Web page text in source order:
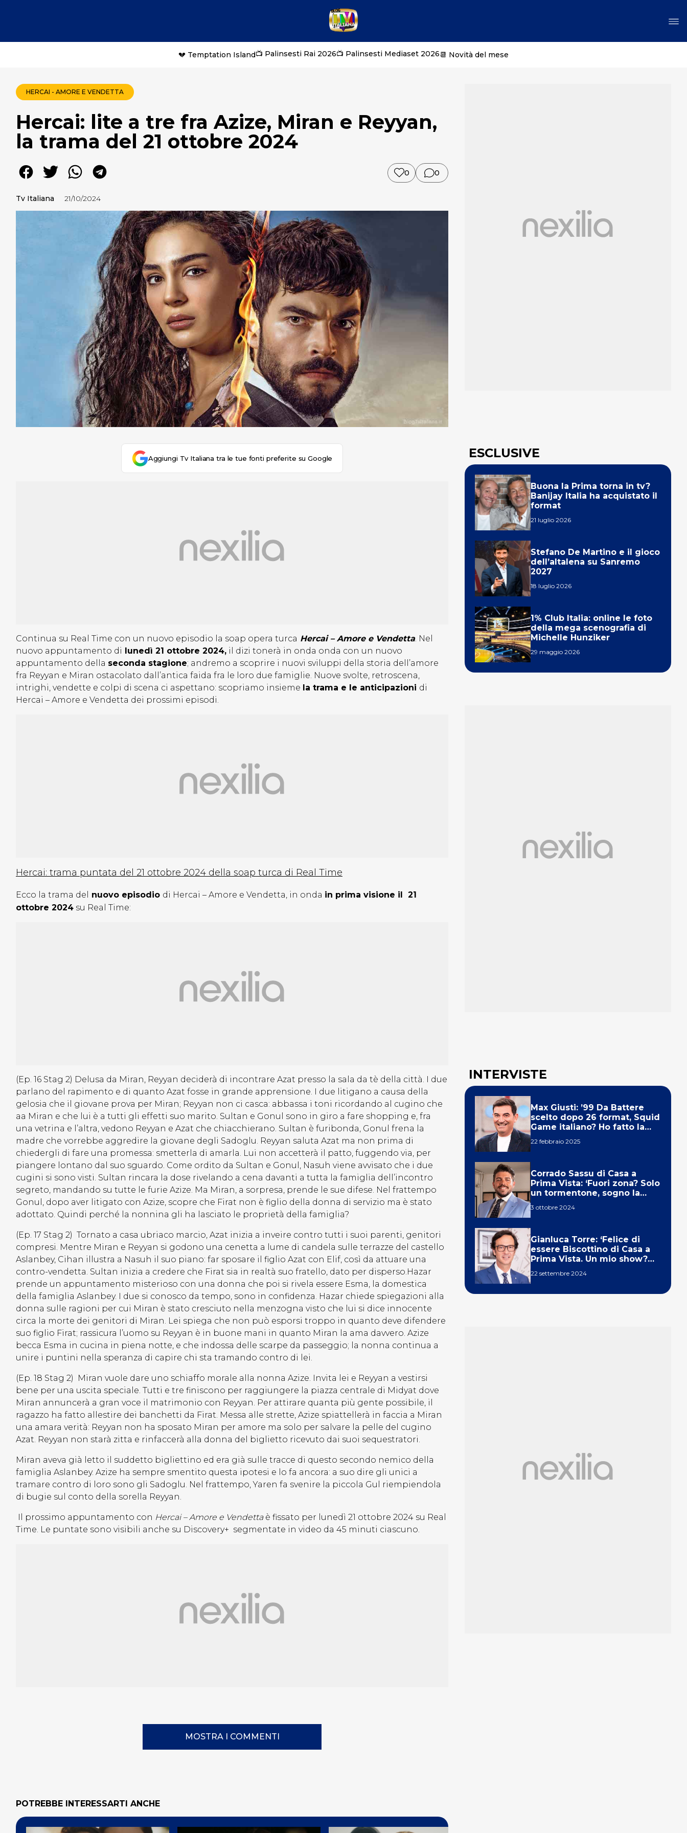
💔 Temptation Island📺 Palinsesti Rai 2026📺 Palinsesti Mediaset 2026📆 Novità del mese
HERCAI - AMORE E VENDETTA
Hercai: lite a tre fra Azize, Miran e Reyyan,
la trama del 21 ottobre 2024
0 0
Tv Italiana 21/10/2024
Aggiungi Tv Italiana tra le tue fonti preferite su Google
Continua su Real Time con un nuovo episodio la soap opera turca Hercai – Amore e Vendetta. Nel
nuovo appuntamento di lunedì 21 ottobre 2024, il dizi tonerà in onda onda con un nuovo
appuntamento della seconda stagione; andremo a scoprire i nuovi sviluppi della storia dell’amore
fra Reyyan e Miran ostacolato dall’antica faida fra le loro due famiglie. Nuove svolte, retroscena,
intrighi, vendette e colpi di scena ci aspettano: scopriamo insieme la trama e le anticipazioni di
Hercai – Amore e Vendetta dei prossimi episodi.
Hercai: trama puntata del 21 ottobre 2024 della soap turca di Real Time
Ecco la trama del nuovo episodio di Hercai – Amore e Vendetta, in onda in prima visione il 21
ottobre 2024 su Real Time:
(Ep. 16 Stag 2) Delusa da Miran, Reyyan deciderà di incontrare Azat presso la sala da tè della città. I due
parlano del rapimento e di quanto Azat fosse in grande apprensione. I due litigano a causa della
gelosia che il giovane prova per Miran; Reyyan non ci casca: abbassa i toni ricordando al cugino che
aa Miran e che lui è a tutti gli effetti suo marito. Sultan e Gonul sono in giro a fare shopping e, fra
una vetrina e l’altra, vedono Reyyan e Azat che chiacchierano. Sultan è furibonda, Gonul frena la
madre che vorrebbe aggredire la giovane degli Sadoglu. Reyyan saluta Azat ma non prima di
chiedergli di fare una promessa: smetterla di amarla. Lui non accetterà il patto, fuggendo via, per
piangere lontano dal suo sguardo. Come ordito da Sultan e Gonul, Nasuh viene avvisato che i due
cugini si sono visti. Sultan rincara la dose rivelando a cena davanti a tutta la famiglia dell’incontro
segreto, mandando su tutte le furie Azize. Ma Miran, a sorpresa, prende le sue difese. Nel frattempo
Gonul, dopo aver litigato con Azize, scopre che Firat non è figlio della donna di servizio ma è stato
adottato. Quindi perché la nonnina gli ha lasciato le proprietà della famiglia?
(Ep. 17 Stag 2) Tornato a casa ubriaco marcio, Azat inizia a inveire contro tutti i suoi parenti, genitori
compresi. Mentre Miran e Reyyan si godono una cenetta a lume di candela sulle terrazze del castello
Aslanbey, Cihan illustra a Nasuh il suo piano: far sposare il figlio Azat con Elif, così da attuare una
contro-vendetta. Sultan inizia a credere che Firat sia in realtà suo fratello, dato per disperso.Hazar
prende un appuntamento misterioso con una donna che poi si rivela essere Esma, la domestica
della famiglia Aslanbey. I due si conosco da tempo, sono in confidenza. Hazar chiede spiegazioni alla
donna sulle ragioni per cui Miran è stato cresciuto nella menzogna visto che lui si dice innocente
circa la morte dei genitori di Miran. Lei spiega che non può esporsi troppo in quanto deve difendere
suo figlio Firat; rassicura l’uomo su Reyyan è in buone mani in quanto Miran la ama davvero. Azize
becca Esma in cucina in piena notte, e che indossa delle scarpe da passeggio; la nonna continua a
unire i puntini nella speranza di capire chi sta tramando contro di lei.
(Ep. 18 Stag 2) Miran vuole dare uno schiaffo morale alla nonna Azize. Invita lei e Reyyan a vestirsi
bene per una uscita speciale. Tutti e tre finiscono per raggiungere la piazza centrale di Midyat dove
Miran annuncerà a gran voce il matrimonio con Reyyan. Per attirare quanta più gente possibile, il
ragazzo ha fatto allestire dei banchetti da Firat. Messa alle strette, Azize spiattellerà in faccia a Miran
una amara verità: Reyyan non ha sposato Miran per amore ma solo per salvare la pelle del cugino
Azat. Reyyan non starà zitta e rinfaccerà alla donna del biglietto ricevuto dai suoi sequestratori.
Miran aveva già letto il suddetto bigliettino ed era già sulle tracce di questo secondo nemico della
famiglia Aslanbey. Azize ha sempre smentito questa ipotesi e lo fa ancora: a suo dire gli unici a
tramare contro di loro sono gli Sadoglu. Nel frattempo, Yaren fa svenire la piccola Gul riempiendola
di bugie sul conto della sorella Reyyan.
Il prossimo appuntamento con Hercai – Amore e Vendettaè fissato per lunedì 21 ottobre 2024 su Real
Time. Le puntate sono visibili anche su Discovery+ segmentate in video da 45 minuti ciascuno.
MOSTRA I COMMENTI
POTREBBE INTERESSARTI ANCHE
ESCLUSIVE
Buona la Prima torna in tv?
Banijay Italia ha acquistato il
format
21 luglio 2026
Stefano De Martino e il gioco
dell’altalena su Sanremo
2027
18 luglio 2026
1% Club Italia: online le foto
della mega scenografia di
Michelle Hunziker
29 maggio 2026
INTERVISTE
Max Giusti: ’99 Da Battere
scelto dopo 26 format, Squid
Game italiano? Ho fatto la
22 febbraio 2025
Corrado Sassu di Casa a
Prima Vista: ‘Fuori zona? Solo
un tormentone, sogno la
3 ottobre 2024
Gianluca Torre: ‘Felice di
essere Biscottino di Casa a
Prima Vista. Un mio show?
22 settembre 2024